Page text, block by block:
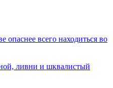
опаснее всего находиться во
ливни и шквалистый